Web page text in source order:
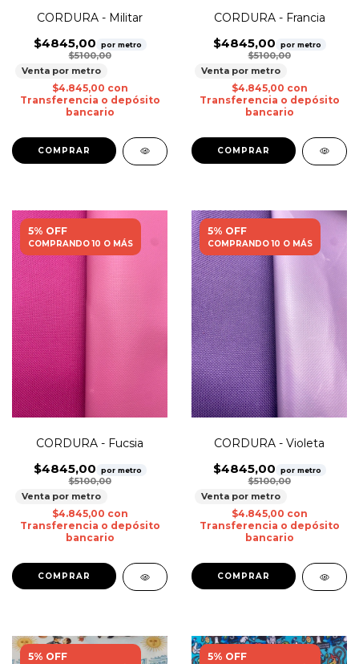
CORDURA - Militar
$4845,00 por metro
$5100,00
Venta por metro
$4.845,00 con
Transferencia o depósito
bancario
CORDURA - Francia
$4845,00 por metro
$5100,00
Venta por metro
$4.845,00 con
Transferencia o depósito
bancario
5% OFF
COMPRANDO 10 O MÁS
CORDURA - Fucsia
$4845,00 por metro
$5100,00
Venta por metro
$4.845,00 con
Transferencia o depósito
bancario
5% OFF
COMPRANDO 10 O MÁS
CORDURA - Violeta
$4845,00 por metro
$5100,00
Venta por metro
$4.845,00 con
Transferencia o depósito
bancario
5% OFF 5% OFF